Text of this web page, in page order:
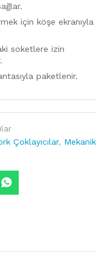
için köşe ekranıyla
soketlere izin
paketlenir.
Çoklayıcılar, Mekanik